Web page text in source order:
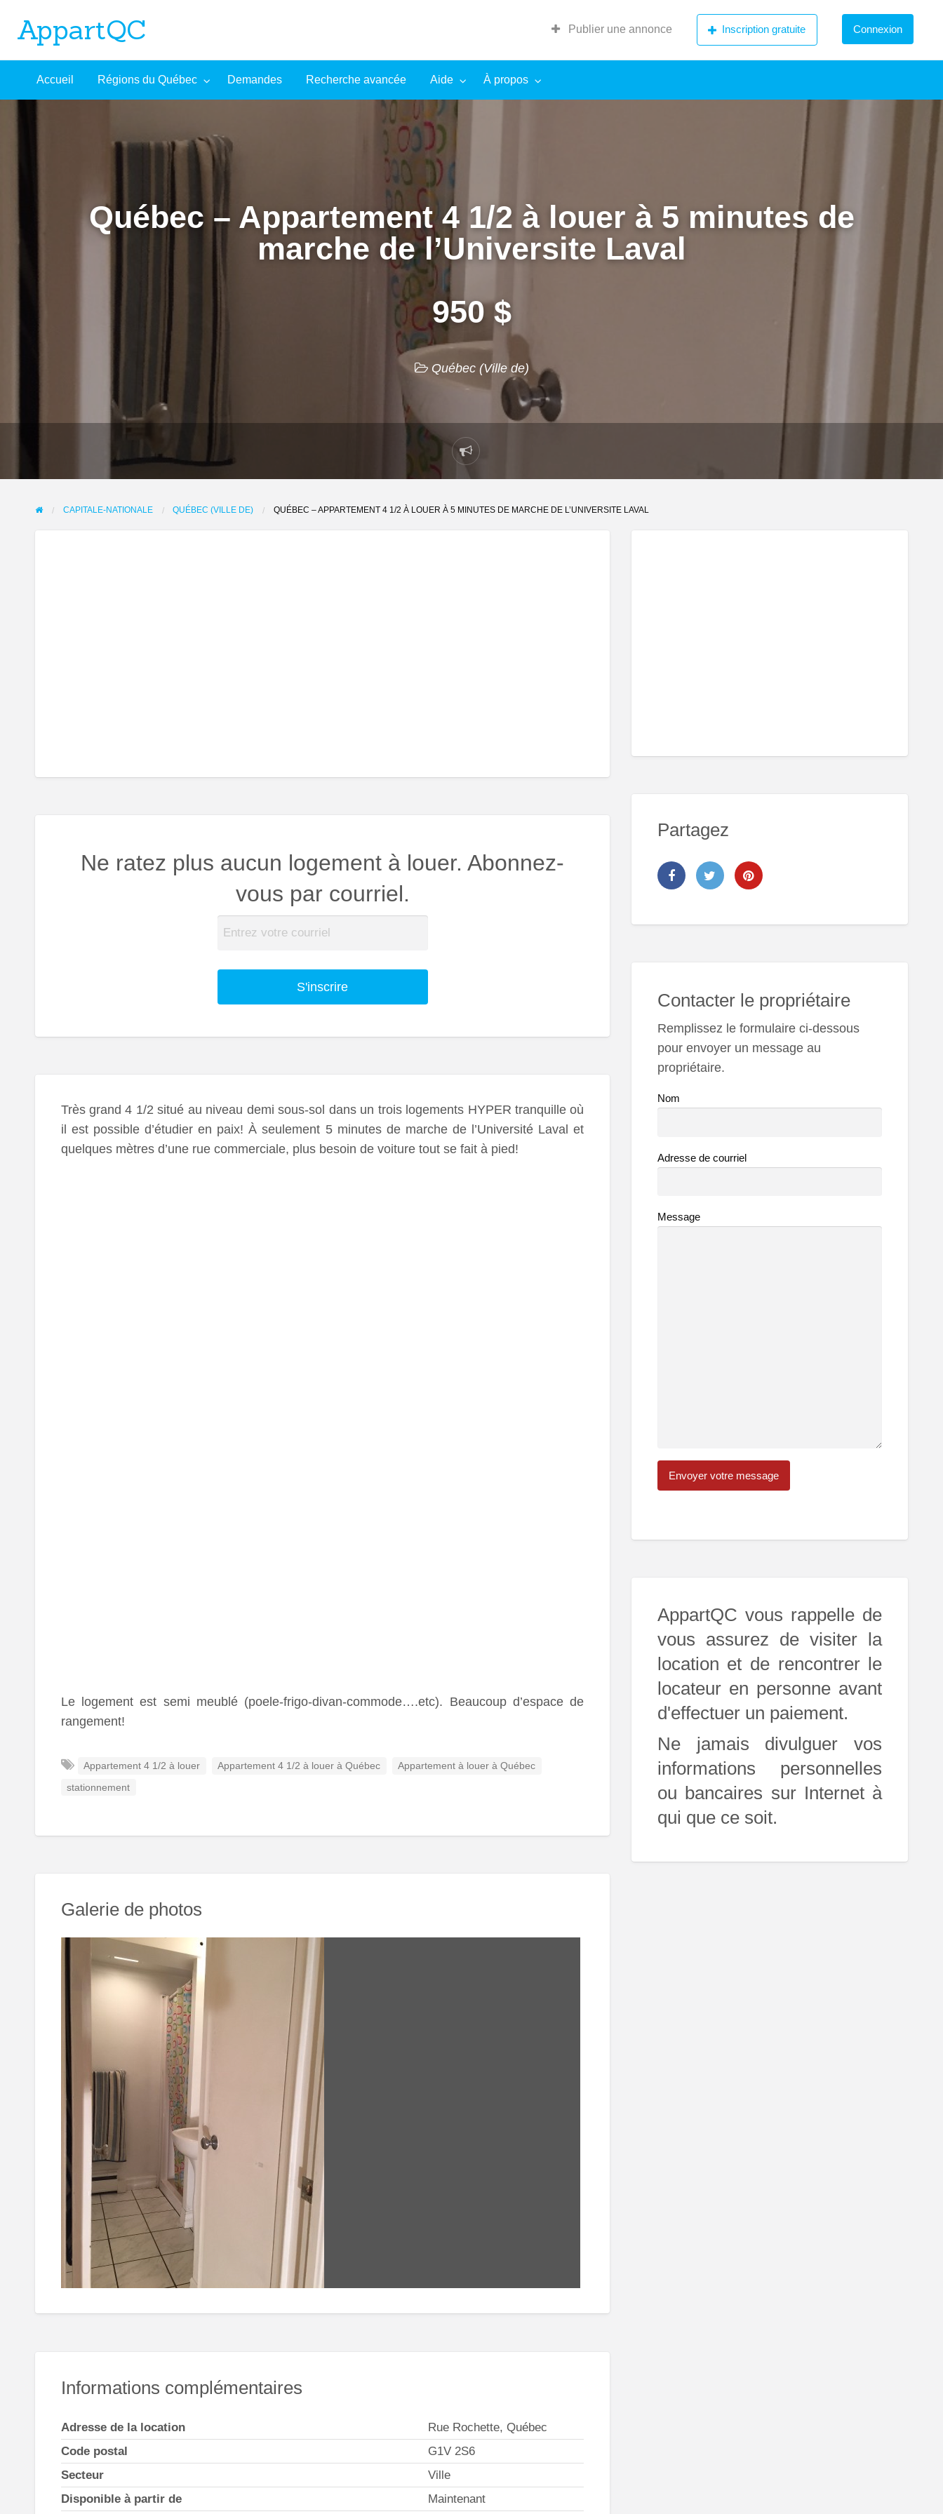
Recherche
Aide
À
AppartQC Publier une annonce Inscription gratuite Connexion
Accueil Régions du Québec Demandes Recherche avancée Aide À propos
Québec – Appartement 4 1/2 à louer à 5 minutes de
marche de l’Universite Laval
950 $
Québec (Ville de)
Signaler
un
CAPITALE-NATIONALE QUÉBEC (VILLE DE) QUÉBEC – APPARTEMENT 4 1/2 À LOUER À 5 MINUTES DE MARCHE DE L’UNIVERSITE LAVAL
Ne ratez plus aucun logement à louer. Abonnez-
vous par courriel.
S'inscrire
Très grand 4 1/2 situé au niveau demi sous-sol dans un trois logements HYPER tranquille où
il est possible d’étudier en paix! À seulement 5 minutes de marche de l’Université Laval et
quelques mètres d’une rue commerciale, plus besoin de voiture tout se fait à pied!
Le logement est semi meublé (poele-frigo-divan-commode….etc). Beaucoup d’espace de
rangement!
Appartement 4 1/2 à louer Appartement 4 1/2 à louer à Québec Appartement à louer à Québec
stationnement
Galerie de photos
Informations complémentaires
Adresse de la location
Rue Rochette, Québec
Code postal
G1V 2S6
Secteur
Ville
Disponible à partir de
Maintenant
Partagez
Contacter le propriétaire
Remplissez le formulaire ci-dessous
pour envoyer un message au
propriétaire.
Nom
Adresse de courriel
Message
AppartQC vous rappelle de
vous assurez de visiter la
location et de rencontrer le
locateur en personne avant
d'effectuer un paiement.
Ne jamais divulguer vos
informations personnelles
ou bancaires sur Internet à
qui que ce soit.